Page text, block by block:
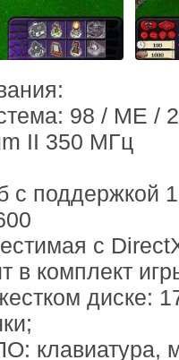
98 / ME /
II 350 МГц
поддержкой
с
в комплект
диске:
клавиатура,